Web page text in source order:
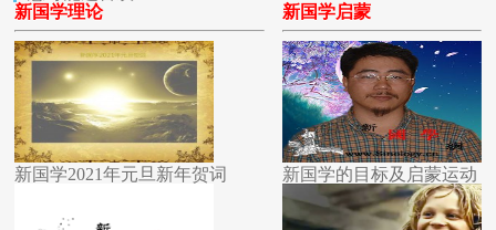
新国学理论
新国学2021年元旦新年贺词
新国学启蒙
新国学的目标及启蒙运动